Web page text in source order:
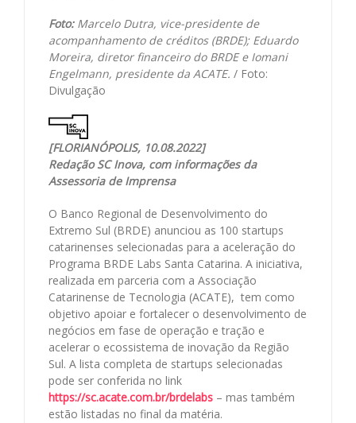
Foto:Marcelo Dutra, vice-presidente de
acompanhamento de créditos (BRDE); Eduardo
Moreira, diretor financeiro do BRDE e Iomani
Engelmann, presidente da ACATE. / Foto:
Divulgação
[FLORIANÓPOLIS, 10.08.2022]
Redação SC Inova, com informações da
Assessoria de Imprensa
O Banco Regional de Desenvolvimento do
Extremo Sul (BRDE) anunciou as 100 startups
catarinenses selecionadas para a aceleração do
Programa BRDE Labs Santa Catarina. A iniciativa,
realizada em parceria com a Associação
Catarinense de Tecnologia (ACATE), tem como
objetivo apoiar e fortalecer o desenvolvimento de
negócios em fase de operação e tração e
acelerar o ecossistema de inovação da Região
Sul. A lista completa de startups selecionadas
pode ser conferida no link
https://sc.acate.com.br/brdelabs – mas também
estão listadas no final da matéria.